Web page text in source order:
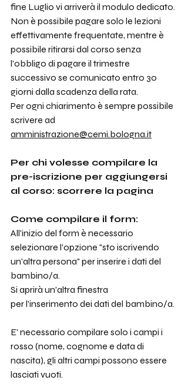
fine Luglio vi arriverà il modulo dedicato.
Non è possibile pagare solo le lezioni
effettivamente frequentate, mentre è
possibile ritirarsi dal corso senza
l'obbligo di pagare il trimestre
successivo se comunicato entro 30
giorni dalla scadenza della rata.
Per ogni chiarimento è sempre possibile
scrivere ad
amministrazione@cemi.bologna.it
Per chi volesse compilare la
pre-iscrizione per aggiungersi
al corso: scorrere la pagina
Come compilare il form:
All'inizio del form è necessario
selezionare l'opzione "sto iscrivendo
un'altra persona" per inserire i dati del
bambino/a.
Si aprirà un'altra finestra
per l'inserimento dei dati del bambino/a.
E' necessario compilare solo i campi i
rosso (nome, cognome e data di
nascita), gli altri campi possono essere
lasciati vuoti.